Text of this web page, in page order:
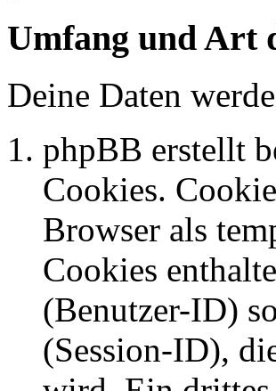
Umfang und Art
Deine Daten
phpBB erstellt
Cookies.
Browser als
Cookies
(Benutzer-ID)
(Session-ID),